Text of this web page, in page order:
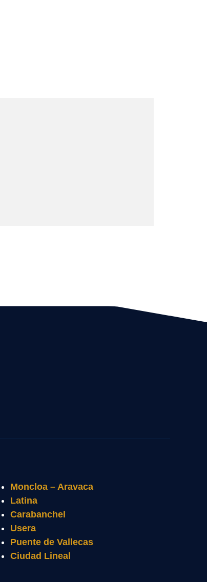
Moncloa – Aravaca
Latina
Carabanchel
Usera
Puente de Vallecas
Ciudad Lineal